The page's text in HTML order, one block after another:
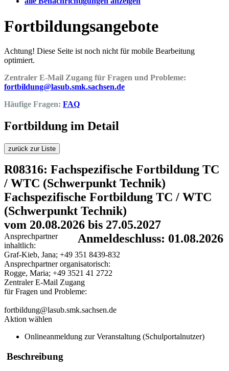
Fortbildungsangebote
Achtung! Diese Seite ist noch nicht für mobile Bearbeitung
optimiert.
Zentraler E-Mail Zugang für Fragen und Probleme:
fortbildung@lasub.smk.sachsen.de
Häufige Fragen: FAQ
Fortbildung im Detail
zurück zur Liste
R08316: Fachspezifische Fortbildung TC
/ WTC (Schwerpunkt Technik)
Fachspezifische Fortbildung TC / WTC
(Schwerpunkt Technik)
vom 20.08.2026 bis 27.05.2027
Anmeldeschluss: 01.08.2026
Ansprechpartner
inhaltlich:
Graf-Kieb, Jana; +49 351 8439-832
Ansprechpartner organisatorisch:
Rogge, Maria; +49 3521 41 2722
Zentraler E-Mail Zugang
für Fragen und Probleme:
fortbildung@lasub.smk.sachsen.de
Aktion wählen
Onlineanmeldung zur Veranstaltung (Schulportalnutzer)
Beschreibung